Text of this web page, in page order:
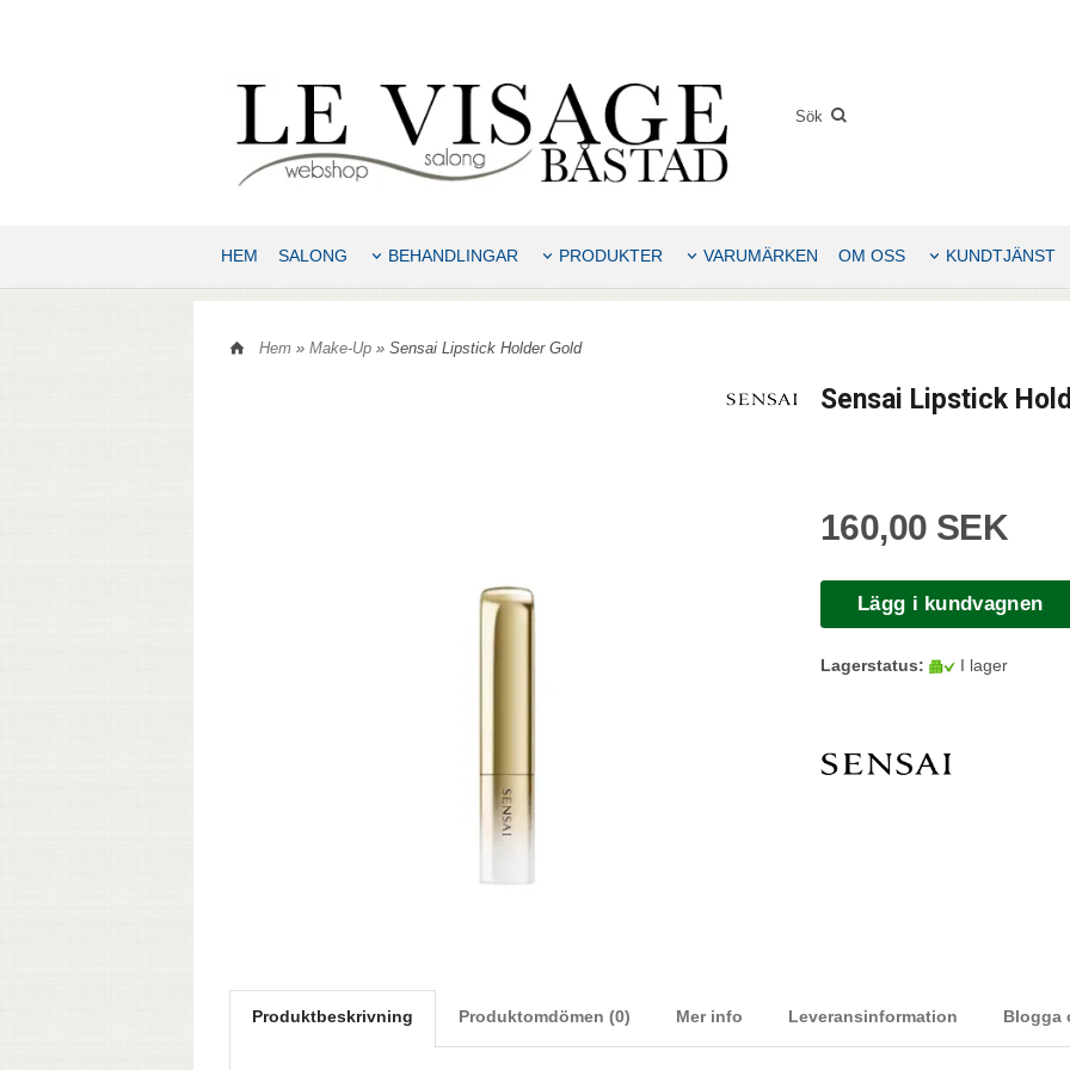
HEM SALONG BEHANDLINGAR PRODUKTER VARUMÄRKEN OM OSS KUNDTJÄNST
Hem » Make-Up » Sensai Lipstick Holder Gold
Sensai Lipstick
160,00 SEK
Lägg i kundvagnen
Lagerstatus: I lager
Produktbeskrivning Produktomdömen (0) Mer info Leveransinformation Blogga